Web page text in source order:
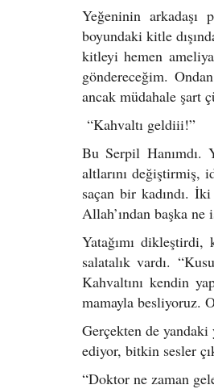
Yeğeninin arkadaşı
boyundaki kitle
kitleyi hemen
göndereceğim.
ancak müdahale şart
“Kahvaltı geldiii!”
Bu Serpil Hanımdı.
altlarını değiştirmiş,
saçan bir kadındı.
Allah’ından başka
Yatağımı
salatalık vardı.
Kahvaltını kendin
mamayla besliyoruz.
Gerçekten de yandaki
ediyor, bitkin sesler
“Doktor ne zaman